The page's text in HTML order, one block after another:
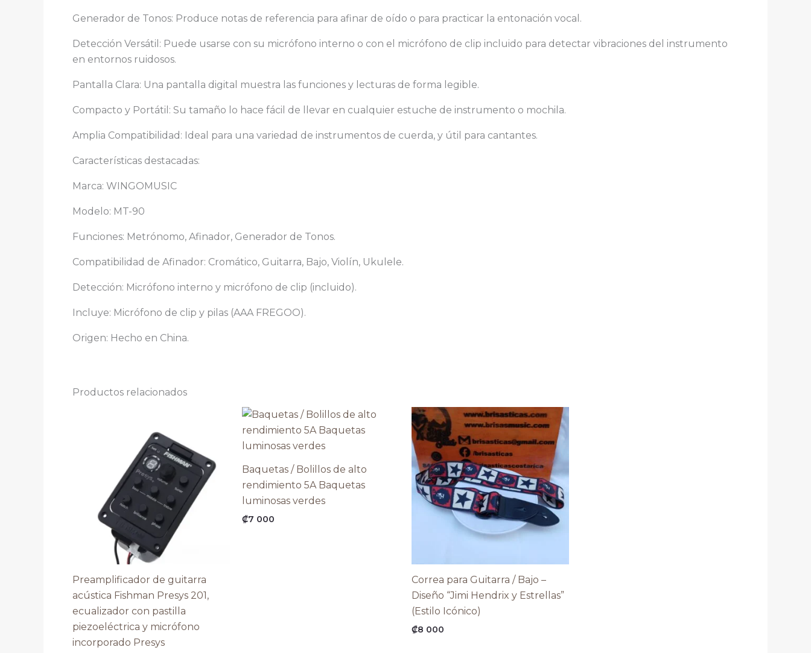
Generador de Tonos: Produce notas de referencia para afinar de oído o para practicar la entonación vocal.
Detección Versátil: Puede usarse con su micrófono interno o con el micrófono de clip incluido para detectar vibraciones del instrumento
en entornos ruidosos.
Pantalla Clara: Una pantalla digital muestra las funciones y lecturas de forma legible.
Compacto y Portátil: Su tamaño lo hace fácil de llevar en cualquier estuche de instrumento o mochila.
Amplia Compatibilidad: Ideal para una variedad de instrumentos de cuerda, y útil para cantantes.
Características destacadas:
Marca: WINGOMUSIC
Modelo: MT-90
Funciones: Metrónomo, Afinador, Generador de Tonos.
Compatibilidad de Afinador: Cromático, Guitarra, Bajo, Violín, Ukulele.
Detección: Micrófono interno y micrófono de clip (incluido).
Incluye: Micrófono de clip y pilas (AAA FREGOO).
Origen: Hecho en China.
Productos relacionados
Preamplificador de guitarra
acústica Fishman Presys 201,
ecualizador con pastilla
piezoeléctrica y micrófono
incorporado Presys
Baquetas / Bolillos de alto
rendimiento 5A Baquetas
luminosas verdes
₡7 000
Correa para Guitarra / Bajo –
Diseño “Jimi Hendrix y Estrellas”
(Estilo Icónico)
₡8 000